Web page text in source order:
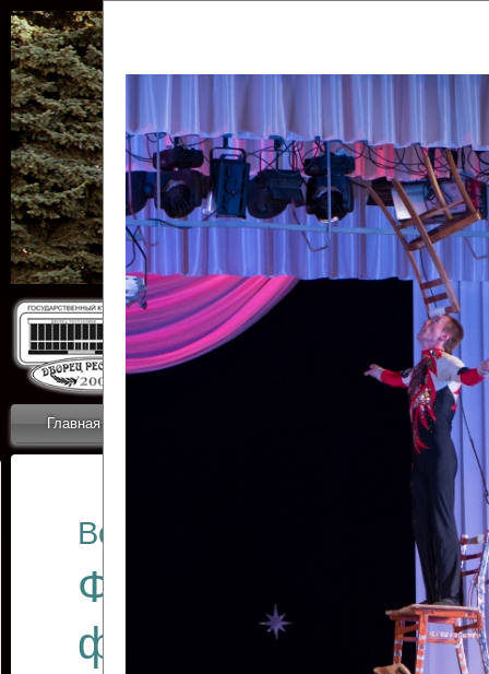
Главная Новости
ОТЧЕТЫ ГКЦ
Все отчеты
Финал
фестиваля